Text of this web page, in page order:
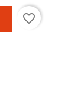
favorite_border